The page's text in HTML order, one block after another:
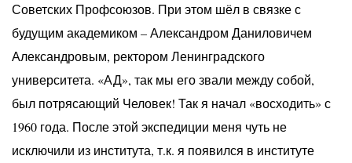
Советских Профсоюзов. При этом шёл в связке с
будущим академиком – Александром Даниловичем
Александровым, ректором Ленинградского
университета. «АД», так мы его звали между собой,
был потрясающий Человек! Так я начал «восходить» с
1960 года. После этой экспедиции меня чуть не
исключили из института, т.к. я появился в институте